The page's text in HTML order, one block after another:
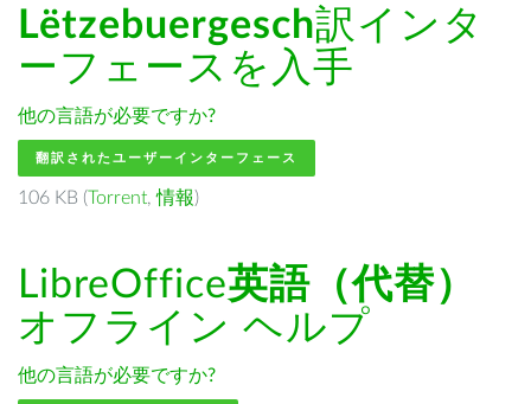
Lëtzebuergesch訳インタ
ーフェースを入手
他の言語が必要ですか?
翻訳されたユーザーインターフェース
106 KB (Torrent,情報)
LibreOffice英語（代替）
オフライン ヘルプ
他の言語が必要ですか?